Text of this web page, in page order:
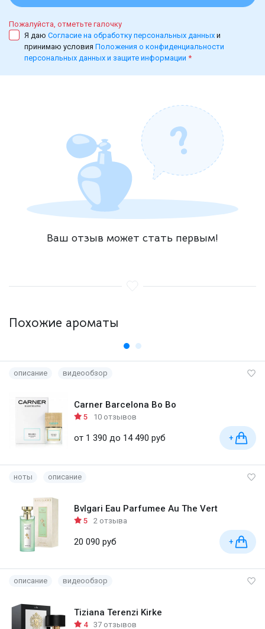
Пожалуйста, отметьте галочку
Я даю Согласие на обработку персональных данных и
принимаю условия Положения о конфиденциальности
персональных данных и защите информации *
Ваш отзыв может стать первым!
Похожие ароматы
описание видеообзор
Carner Barcelona Bo Bo
5 10 отзывов
от 1 390 до 14 490 руб +
ноты описание
Bvlgari Eau Parfumee Au The Vert
5 2 отзыва
20 090 руб +
описание видеообзор
Tiziana Terenzi Kirke
4 37 отзывов